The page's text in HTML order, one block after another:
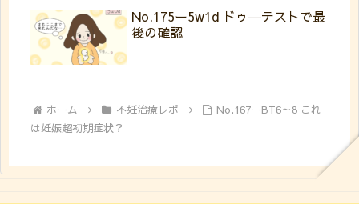
No.175ー5w1d ドゥ―テストで最
後の確認
ホーム 不妊治療レポ
No.167ーBT6～8 これ
は妊娠超初期症状？